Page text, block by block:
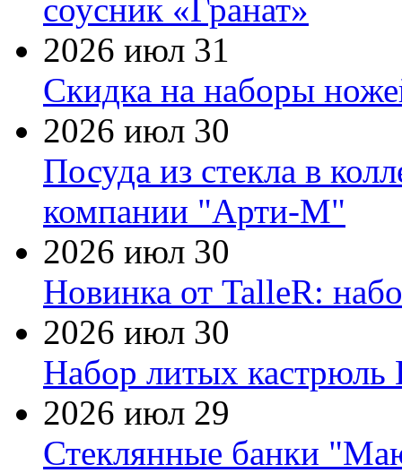
соусник «Гранат»
2026 июл 31
Скидка на наборы
2026 июл 30
Посуда из стекла в
компании "Арти-М"
2026 июл 30
Новинка от TalleR:
2026 июл 30
Набор литых кастрюль
2026 июл 29
Стеклянные банки